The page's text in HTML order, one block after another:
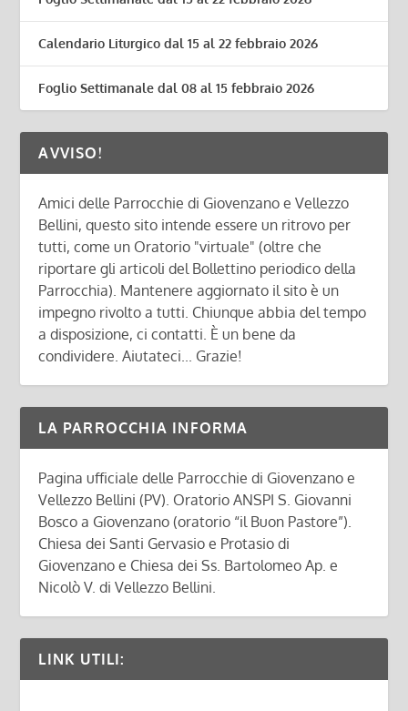
Calendario Liturgico dal 15 al 22 febbraio 2026
Foglio Settimanale dal 08 al 15 febbraio 2026
AVVISO!
Amici delle Parrocchie di Giovenzano e Vellezzo
Bellini, questo sito intende essere un ritrovo per
tutti, come un Oratorio "virtuale" (oltre che
riportare gli articoli del Bollettino periodico della
Parrocchia). Mantenere aggiornato il sito è un
impegno rivolto a tutti. Chiunque abbia del tempo
a disposizione, ci contatti. È un bene da
condividere. Aiutateci... Grazie!
LA PARROCCHIA INFORMA
Pagina ufficiale delle Parrocchie di Giovenzano e
Vellezzo Bellini (PV). Oratorio ANSPI S. Giovanni
Bosco a Giovenzano (oratorio “il Buon Pastore”).
Chiesa dei Santi Gervasio e Protasio di
Giovenzano e Chiesa dei Ss. Bartolomeo Ap. e
Nicolò V. di Vellezzo Bellini.
LINK UTILI: